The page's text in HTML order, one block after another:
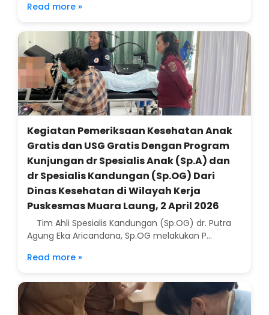
Read more »
Kegiatan Pemeriksaan Kesehatan Anak
Gratis dan USG Gratis Dengan Program
Kunjungan dr Spesialis Anak (Sp.A) dan
dr Spesialis Kandungan (Sp.OG) Dari
Dinas Kesehatan di Wilayah Kerja
Puskesmas Muara Laung, 2 April 2026
Tim Ahli Spesialis Kandungan (Sp.OG) dr. Putra
Agung Eka Aricandana, Sp.OG melakukan P...
Read more »